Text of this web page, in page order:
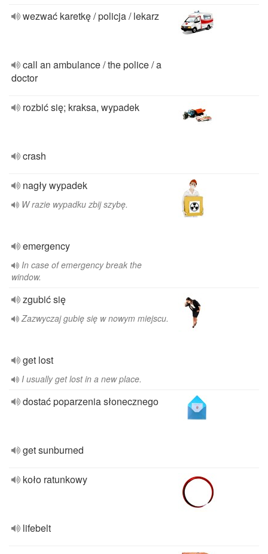
wezwać karetkę / policja / lekarz
call an ambulance / the police / a
doctor
rozbić się; kraksa, wypadek
crash
nagły wypadek
W razie wypadku zbij szybę.
emergency
In case of emergency break the
window.
zgubić się
Zazwyczaj gubię się w nowym miejscu.
get lost
I usually get lost in a new place.
dostać poparzenia słonecznego
get sunburned
koło ratunkowy
lifebelt